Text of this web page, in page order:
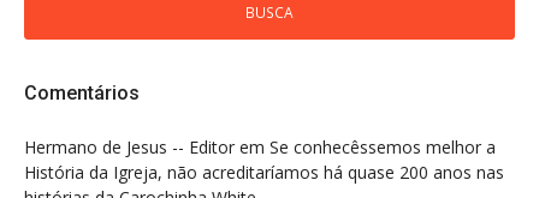
Comentários
Hermano de Jesus -- Editor em Se conhecêssemos melhor a
História da Igreja, não acreditaríamos há quase 200 anos nas